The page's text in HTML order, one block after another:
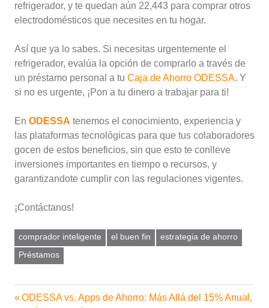
refrigerador, y te quedan aún 22,443 para comprar otros
electrodomésticos que necesites en tu hogar.
Así que ya lo sabes. Si necesitas urgentemente el
refrigerador, evalúa la opción de comprarlo a través de
un préstamo personal a tu Caja de Ahorro ODESSA. Y
si no es urgente, ¡Pon a tu dinero a trabajar para ti!
En ODESSA tenemos el conocimiento, experiencia y
las plataformas tecnológicas para que tus colaboradores
gocen de estos beneficios, sin que esto te conlleve
inversiones importantes en tiempo o recursos, y
garantizandote cumplir con las regulaciones vigentes.
¡Contáctanos!
comprador inteligente el buen fin
estrategia de ahorro
Préstamos
Navegación
Entrada
ODESSA vs. Apps de Ahorro: Más Allá del 15% Anual,